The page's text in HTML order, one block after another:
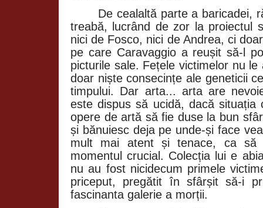
De cealaltă parte a baricadei,
treabă, lucrând de zor la proiectul
nici de Fosco, nici de Andrea, ci
pe care Caravaggio a reușit să-l
picturile sale. Fețele victimelor nu
doar niște consecințe ale geneticii
timpului. Dar arta... arta are
este dispus să ucidă, dacă
opere de artă să fie duse la bun
și bănuiesc deja pe unde-și face
mult mai atent și tenace, ca să
momentul crucial. Colecția lui e
nu au fost nicidecum primele
priceput, pregătit în sfârșit să-i
fascinanta galerie a morții.